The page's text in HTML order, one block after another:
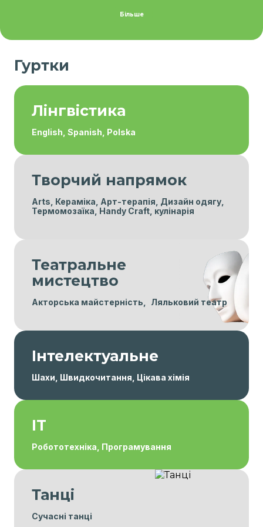
Більше
Гуртки
Лінгвістика
English, Spanish, Polska
Творчий напрямок
Arts, Кераміка, Арт-терапія, Дизайн одягу,
Термомозаїка, Handy Craft, кулінарія
Театральне
мистецтво
Акторська майстерність, Ляльковий театр
Інтелектуальне
Шахи, Швидкочитання, Цікава хімія
IT
Робототехніка, Програмування
Танці
Сучасні танці